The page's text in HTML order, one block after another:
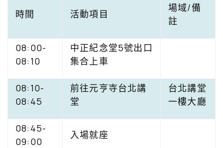
時間 活動項目
場域/備
註
08:00-
08:10
中正紀念堂5號出口
集合上車
08:10-
08:45
前往元亨寺台北講
堂
台北講堂
一樓大廳
08:45-
09:00
入場就座